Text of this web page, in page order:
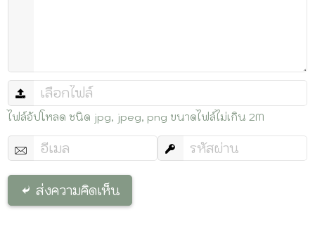
ไฟล์อัปโหลด ชนิด jpg, jpeg, png ขนาดไฟล์ไม่เกิน 2M
ส่งความคิดเห็น